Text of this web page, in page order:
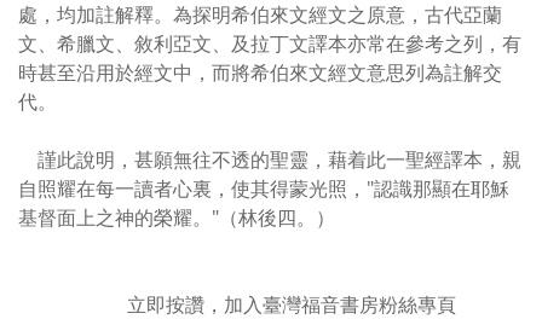
處，均加註解釋。為探明希伯來文經文之原意，古代亞蘭
文、希臘文、敘利亞文、及拉丁文譯本亦常在參考之列，有
時甚至沿用於經文中，而將希伯來文經文意思列為註解交
代。
謹此說明，甚願無往不透的聖靈，藉着此一聖經譯本，親
自照耀在每一讀者心裏，使其得蒙光照，"認識那顯在耶穌
基督面上之神的榮耀。"（林後四。）
立即按讚，加入臺灣福音書房粉絲專頁